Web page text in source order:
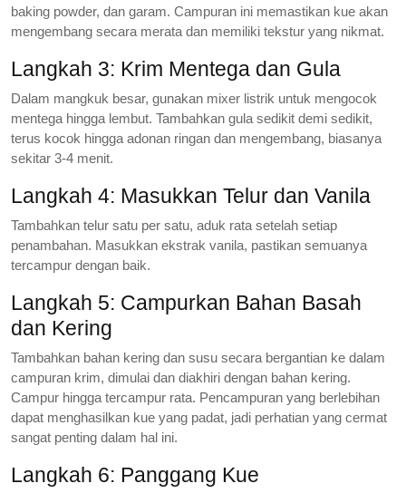
baking powder, dan garam. Campuran ini memastikan kue akan
mengembang secara merata dan memiliki tekstur yang nikmat.
Langkah 3: Krim Mentega dan Gula
Dalam mangkuk besar, gunakan mixer listrik untuk mengocok
mentega hingga lembut. Tambahkan gula sedikit demi sedikit,
terus kocok hingga adonan ringan dan mengembang, biasanya
sekitar 3-4 menit.
Langkah 4: Masukkan Telur dan Vanila
Tambahkan telur satu per satu, aduk rata setelah setiap
penambahan. Masukkan ekstrak vanila, pastikan semuanya
tercampur dengan baik.
Langkah 5: Campurkan Bahan Basah
dan Kering
Tambahkan bahan kering dan susu secara bergantian ke dalam
campuran krim, dimulai dan diakhiri dengan bahan kering.
Campur hingga tercampur rata. Pencampuran yang berlebihan
dapat menghasilkan kue yang padat, jadi perhatian yang cermat
sangat penting dalam hal ini.
Langkah 6: Panggang Kue